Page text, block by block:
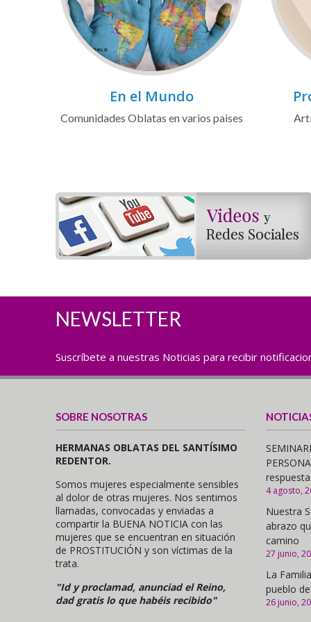
En el Mundo
Comunidades Oblatas en varios paises
NEWSLETTER
Suscríbete a nuestras Noticias para recibir
SOBRE NOSOTRAS
HERMANAS OBLATAS DEL SANTÍSIMO
REDENTOR.
Somos mujeres especialmente sensibles
al dolor de otras mujeres. Nos sentimos
llamadas, convocadas y enviadas a
compartir la BUENA NOTICIA con las
mujeres que se encuentran en situación
de PROSTITUCIÓN y son víctimas de la
trata.
"Id y proclamad, anunciad el Reino,
dad gratis lo que habéis recibido"
4 agosto,
Nuestra
abrazo
camino
27 junio,
La
pueblo
26 junio,